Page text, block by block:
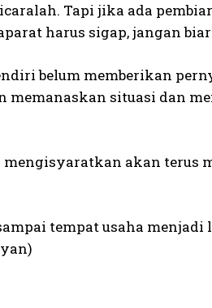
Tapi jika ada
harus sigap, jangan
belum memberikan
situasi dan
mengisyaratkan akan
tempat usaha